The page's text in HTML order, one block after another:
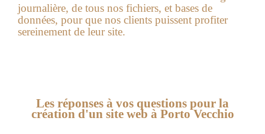
journalière, de tous nos fichiers, et bases de
données, pour que nos clients puissent profiter
sereinement de leur site.
Les réponses à vos questions pour la
création d'un site web à Porto Vecchio